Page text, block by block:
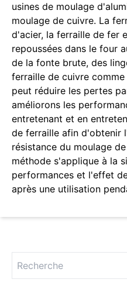
usines de moulage
moulage de cuivre. La
d'acier, la ferraille de fer
repoussées dans le four
de la fonte brute, des
ferraille de cuivre
peut réduire les pertes
améliorons les
entretenant et en
de ferraille afin d'obtenir
résistance du moulage
méthode s'applique à la
performances et l'effet
après une utilisation